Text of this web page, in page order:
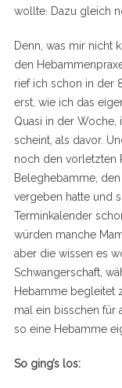
wollte. Dazu gleich
Denn, was mir nicht
den
rief ich schon in der
erst, wie ich das
Quasi in der Woche,
scheint, als davor.
noch den vorletzten
Beleghebamme,
vergeben hatte und
Terminkalender
würden manche
aber die wissen es
Schwangerschaft,
Hebamme begleitet
mal ein bisschen für
so eine Hebamme
So ging’s los: